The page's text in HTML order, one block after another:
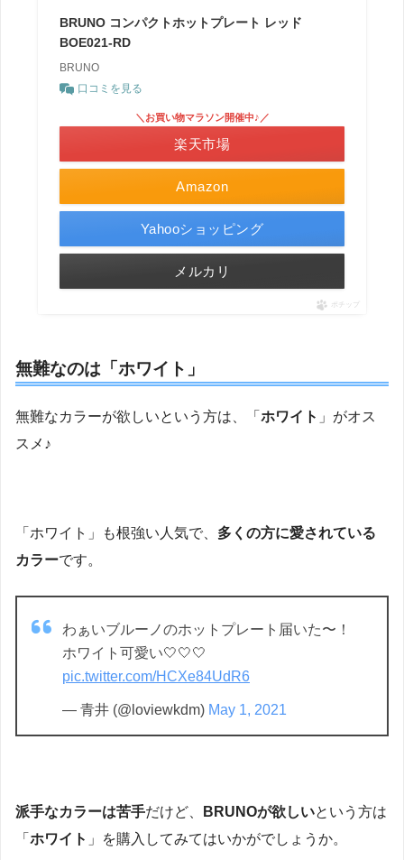
BRUNO コンパクトホットプレート レッド
BOE021-RD
BRUNO
口コミを見る
Amazon
＼お買い物マラソン開催中♪／
楽天市場
Yahooショッピング
メルカリ
ポチップ
無難なのは「ホワイト」
無難なカラーが欲しいという方は、「 ホワイト 」がオス
スメ♪
「ホワイト」も根強い人気で、 多くの方に愛されている
カラーです。
わぁいブルーノのホットプレート届いた〜！
ホワイト可愛い🤍🤍🤍
pic.twitter.com/HCXe84UdR6
— 青井 (@loviewkdm) May 1, 2021
派手なカラーは苦手だけど、 BRUNOが欲しいという方は
「 ホワイト 」を購入してみてはいかがでしょうか。